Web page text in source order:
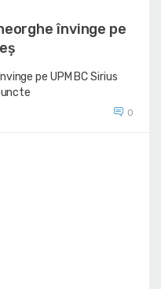
învinge pe
pe UPM BC Sirius
0